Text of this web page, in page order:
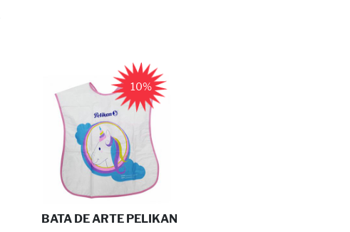
10%
BATA DE ARTE PELIKAN